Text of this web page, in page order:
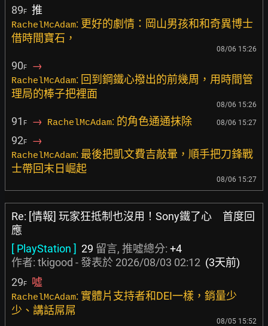
89F 推
RachelMcAdam: 更好的劇情：岡山男孩和和奇異博士
借時間寶石，
08/06 15:26
90F →
RachelMcAdam: 回到鋼鐵心撥出的前幾周，用時間管
理局的棒子把裡面
08/06 15:26
91 F → RachelMcAdam: 的角色通通抹除 08/06 15:27
92F →
RachelMcAdam: 最後把凱文費吉敲暈，順手把刀鋒戰
士帶回末日崛起
08/06 15:27
Re: [情報] 玩家狂抵制也沒用！Sony鐵了心 首度回
應
[ PlayStation ] 29 留言, 推噓總分: +4
作者: tkigood - 發表於 2026/08/03 02:12 (3天前)
29F 噓
RachelMcAdam: 實體片支持者和DEI一樣，銷量少
少、講話屌屌
08/05 15:52